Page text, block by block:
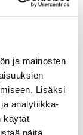
ja mainosten
Lisäksi
analytiikka-
käytät
näitä
12
Vaikka
on
aina